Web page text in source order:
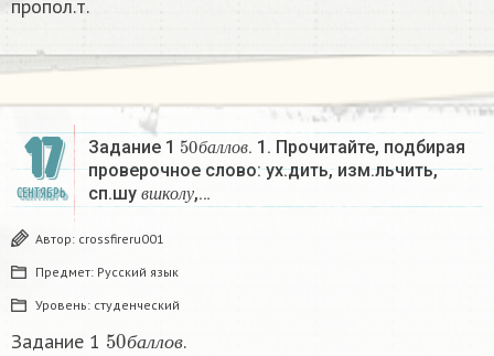
пропол.т.​
17
СЕНТЯБРЬ
Задание 1 б алл о в
50баллов
. 1. Прочитайте, подбирая
проверочное слово: ух.дить, изм.льчить,
сп.шу
в ш кол у
в ,…
Автор: crossfireru001
Предмет: Русский язык
Уровень: студенческий
Задание 1 б алл о в
50 б
.